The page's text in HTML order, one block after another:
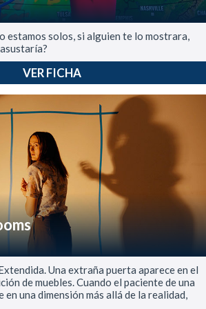
estamos solos, si alguien te lo mostrara,
VER FICHA
Una extraña puerta aparece en el
de muebles. Cuando el paciente de una
una dimensión más allá de la realidad,